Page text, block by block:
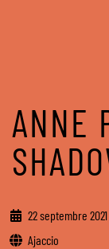
ANNE
22 septembre 2021
Ajaccio